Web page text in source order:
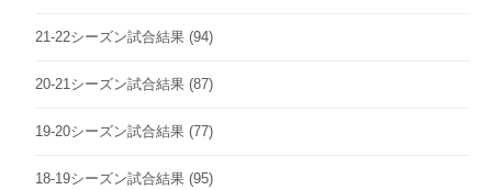
21-22シーズン試合結果 (94)
20-21シーズン試合結果 (87)
19-20シーズン試合結果 (77)
18-19シーズン試合結果 (95)